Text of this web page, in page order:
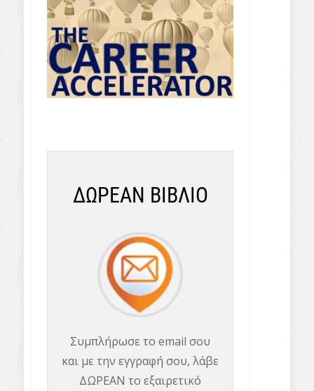
ΔΩΡΕΑΝ ΒΙΒΛΙΟ
Συμπλήρωσε το email σου
και με την εγγραφή σου, λάβε
ΔΩΡΕΑΝ το εξαιρετικό